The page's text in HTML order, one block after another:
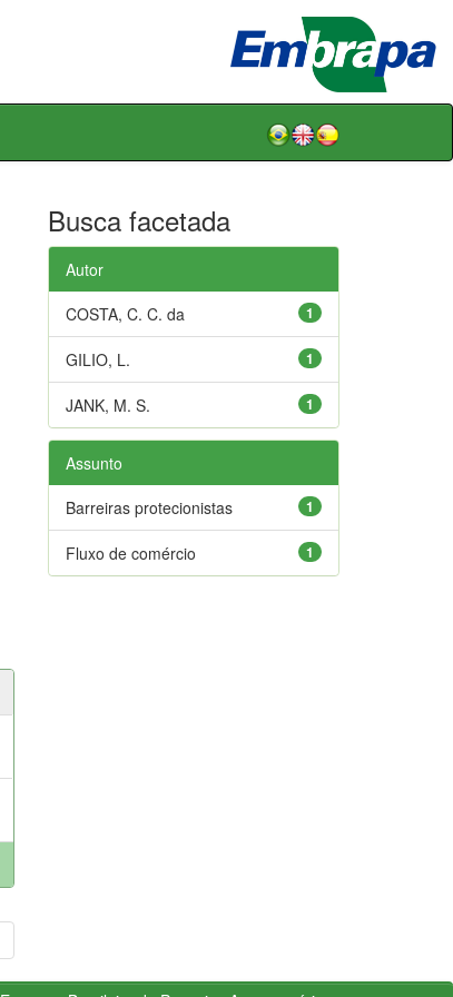
Busca facetada
Autor
1
COSTA, C. C. da
1
GILIO, L.
1
JANK, M. S.
Assunto
1
Barreiras protecionistas
1
Fluxo de comércio